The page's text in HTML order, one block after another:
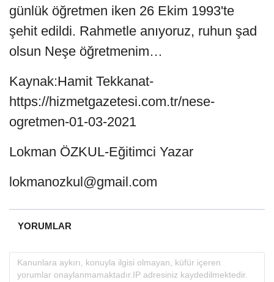
günlük öğretmen iken 26 Ekim 1993'te
şehit edildi. Rahmetle anıyoruz, ruhun şad
olsun Neşe öğretmenim…
Kaynak:Hamit Tekkanat-
https://hizmetgazetesi.com.tr/nese-
ogretmen-01-03-2021
Lokman ÖZKUL-Eğitimci Yazar
lokmanozkul@gmail.com
YORUMLAR